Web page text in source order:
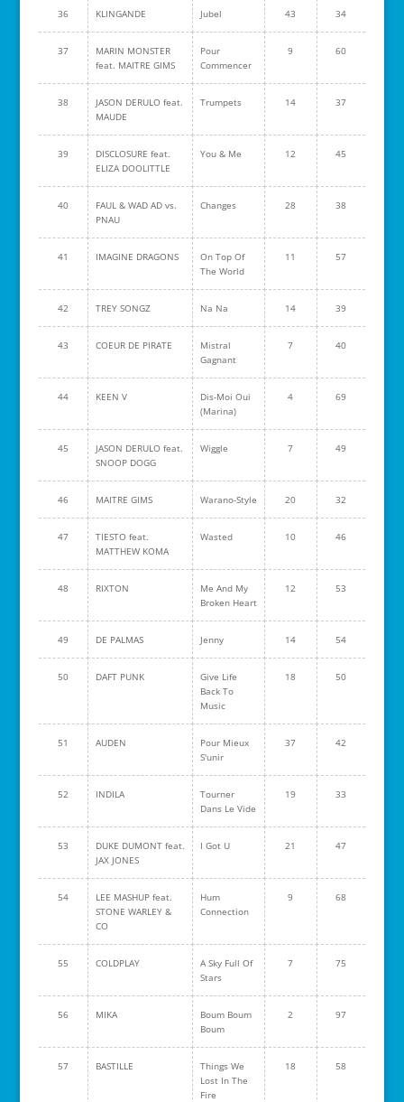
36 KLINGANDE Jubel 43 34
37
MARIN MONSTER
feat. MAITRE GIMS
Pour
Commencer
9 60
38
JASON DERULO feat.
MAUDE
Trumpets 14 37
39
DISCLOSURE feat.
ELIZA DOOLITTLE
You & Me 12 45
40
FAUL & WAD AD vs.
PNAU
Changes 28 38
41 IMAGINE DRAGONS
On Top Of
The World
11 57
42 TREY SONGZ Na Na 14 39
43 COEUR DE PIRATE
Mistral
Gagnant
7 40
44 KEEN V
Dis-Moi Oui
(Marina)
4 69
45
JASON DERULO feat.
SNOOP DOGG
Wiggle 7 49
46 MAITRE GIMS Warano-Style 20 32
47
TIESTO feat.
MATTHEW KOMA
Wasted 10 46
48 RIXTON
Me And My
Broken Heart
12 53
49 DE PALMAS Jenny 14 54
50 DAFT PUNK
Give Life
Back To
Music
18 50
51 AUDEN
Pour Mieux
S'unir
37 42
52 INDILA
Tourner
Dans Le Vide
19 33
53
DUKE DUMONT feat.
JAX JONES
I Got U 21 47
54
LEE MASHUP feat.
STONE WARLEY &
CO
Hum
Connection
9 68
55 COLDPLAY
A Sky Full Of
Stars
7 75
56 MIKA
Boum Boum
Boum
2 97
57 BASTILLE
Things We
Lost In The
Fire
18 58